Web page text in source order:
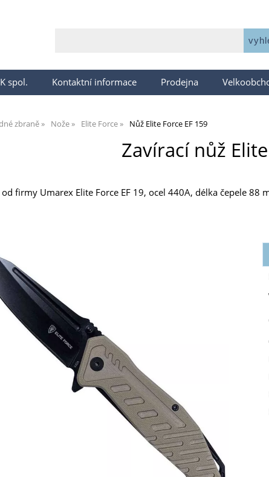
spol. Kontaktní informace Prodejna
zbraně Nože Elite Force Nůž Elite Force EF 159
Zavírací nůž
firmy Umarex Elite Force EF 19, ocel 440A, délka čepele